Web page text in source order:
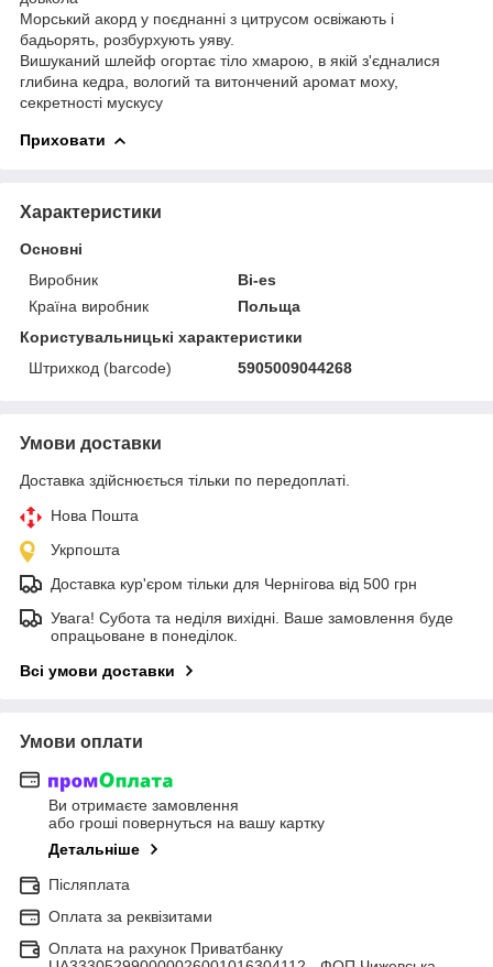
Морський акорд у поєднанні з цитрусом освіжають і
бадьорять, розбурхують уяву.
Вишуканий шлейф огортає тіло хмарою, в якій з'єдналися
глибина кедра, вологий та витончений аромат моху,
секретності мускусу
Приховати
Характеристики
Основні
Виробник
Bi-es
Країна виробник
Польща
Користувальницькі характеристики
Штрихкод (barcode)
5905009044268
Умови доставки
Доставка здійснюється тільки по передоплаті.
Нова Пошта
Укрпошта
Доставка кур'єром тільки для Чернігова від 500 грн
Увага! Субота та неділя вихідні. Ваше замовлення буде
опрацьоване в понеділок.
Всі умови доставки
Умови оплати
Ви отримаєте замовлення
або гроші повернуться на вашу картку
Детальніше
Післяплата
Оплата за реквізитами
Оплата на рахунок Приватбанку